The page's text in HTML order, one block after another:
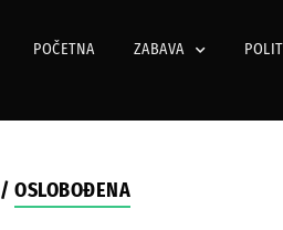
POČETNA ZABAVA
/OSLOBOĐENA